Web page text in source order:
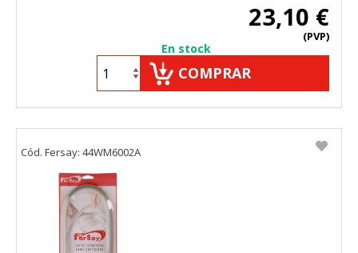
23,10 €
(PVP)
En stock
COMPRAR
Cód. Fersay: 44WM6002A